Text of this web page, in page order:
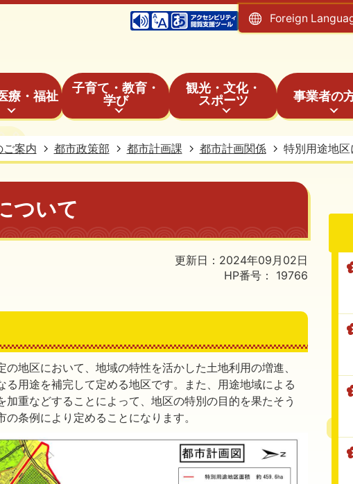
Foreign
療・福祉
子育て・教育・
学び
観光・文化・
スポーツ
事業者の
ご案内 都市政策部 都市計画課 都市計画関係 特別用途地区
ついて
更新日：2024年09月02日
HP番号：
19766
地区において、地域の特性を活かした土地利用の増進、
用途を補完して定める地区です。また、用途地域による
重などすることによって、地区の特別の目的を果たそう
条例により定めることになります。